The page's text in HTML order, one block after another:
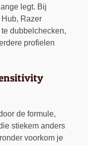
legt. Bij
Razer
dubbelchecken,
profielen
de formule,
stiekem anders
voorkom je